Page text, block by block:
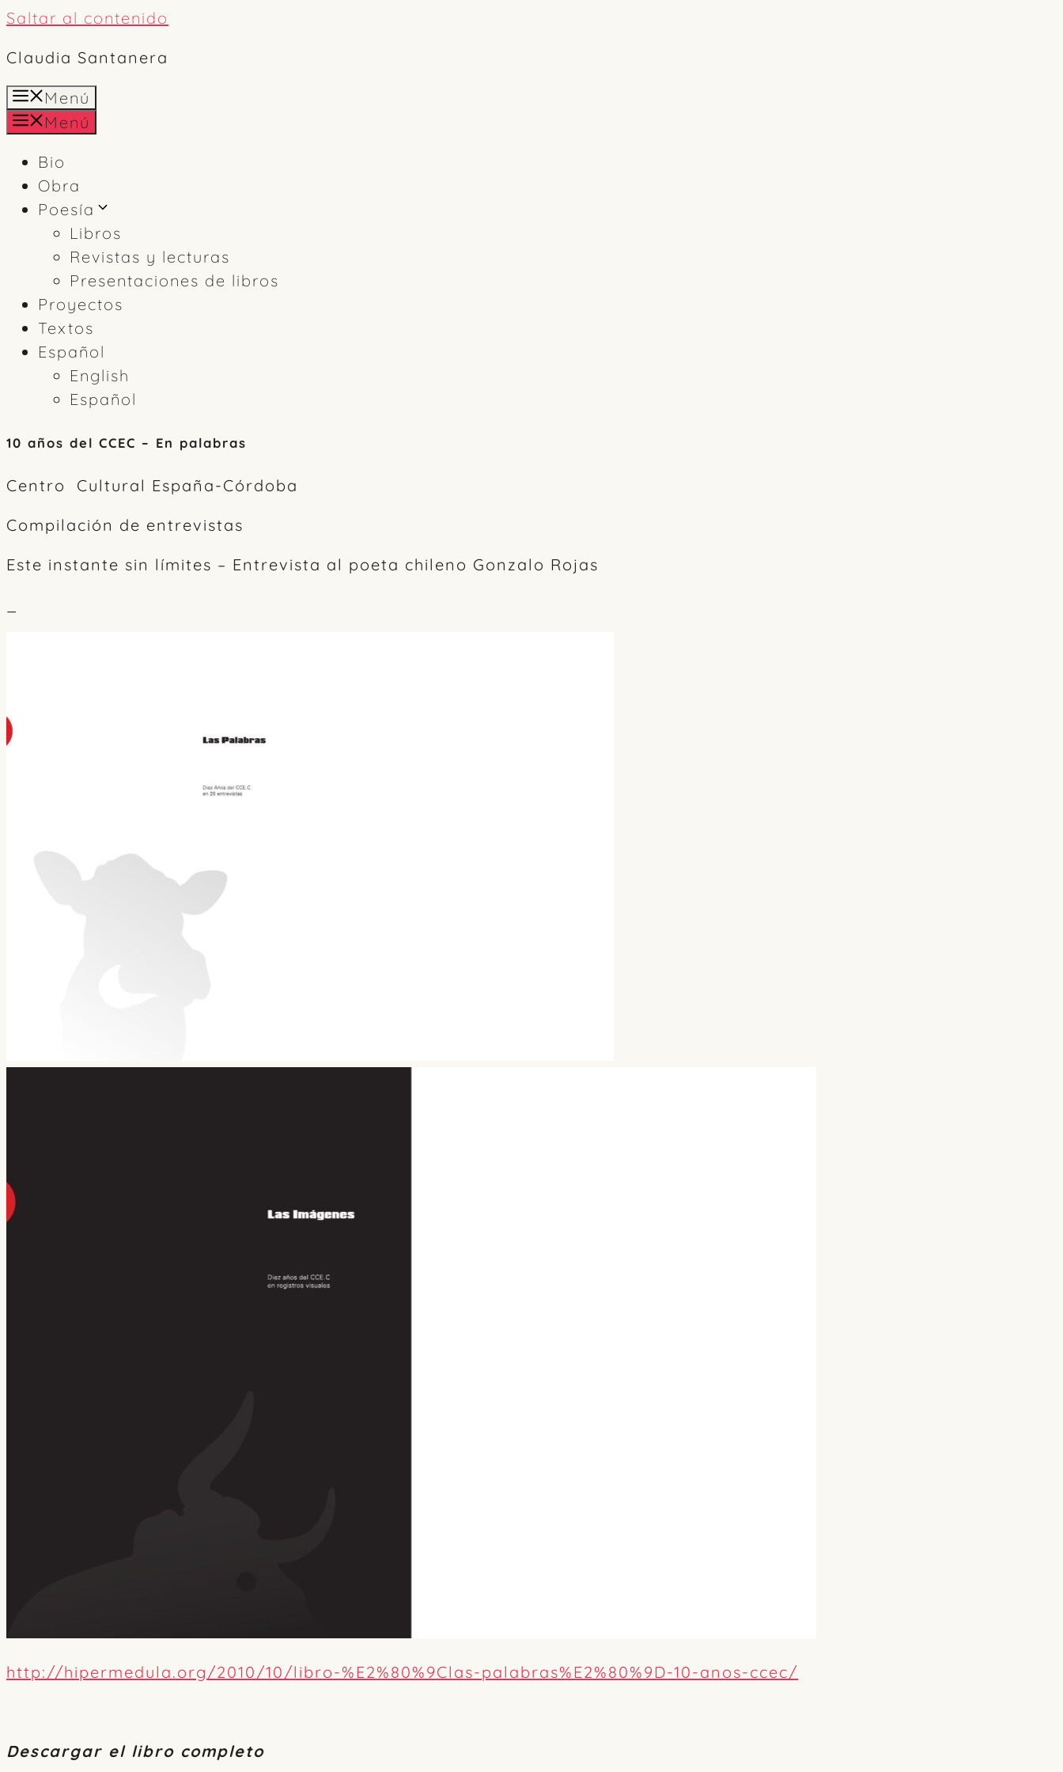
Saltar al contenido
Claudia Santanera
Menú
Menú
Bio
Obra
Poesía
Libros
Revistas y lecturas
Presentaciones de libros
Proyectos
Textos
Español
English
Español
10 años del CCEC – En palabras
Centro Cultural España-Córdoba
Compilación de entrevistas
Este instante sin límites – Entrevista al poeta chileno Gonzalo Rojas
http://hipermedula.org/2010/10/libro-%E2%80%9Clas-palabras%E2%80%9D-10-anos-ccec/
Descargar el libro completo